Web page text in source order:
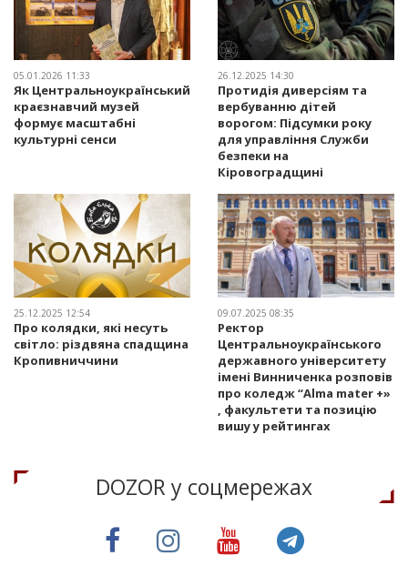
05.01.2026 11:33
Як Центральноукраїнський
краєзнавчий музей
формує масштабні
культурні сенси
26.12.2025 14:30
Протидія диверсіям та
вербуванню дітей
ворогом: Підсумки року
для управління Служби
безпеки на
Кіровоградщині
25.12.2025 12:54
Про колядки, які несуть
світло: різдвяна спадщина
Кропивниччини
09.07.2025 08:35
Ректор
Центральноукраїнського
державного університету
імені Винниченка розповів
про коледж “Alma mater +»
, факультети та позицію
вишу у рейтингах
DOZOR у соцмережах